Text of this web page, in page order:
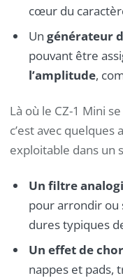
cœur du
Un générateur
pouvant être
l’amplitude,
Là où le CZ-1 Mini
c’est avec
exploitable dans un
Un filtre
pour arrondir ou
dures typiques
Un effet de
nappes et pads,